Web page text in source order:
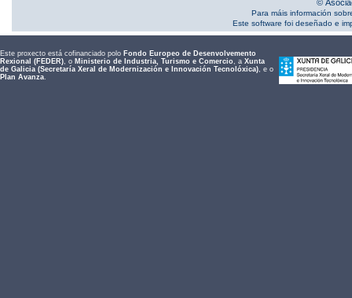
©
Para máis información
Este software foi deseñado e
Este proxecto está cofinanciado polo Fondo Europeo de Desenvolvemento
Rexional (FEDER), o Ministerio de Industria, Turismo e Comercio, a Xunta
de Galicia (Secretaría Xeral de Modernización e Innovación Tecnolóxica), e o
Plan Avanza.